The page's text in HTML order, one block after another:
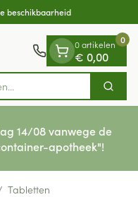
beschikbaarheid
Zoek
0 artikelen
€ 0,00
0
14/08 vanwege de
apotheek"!
Tabletten